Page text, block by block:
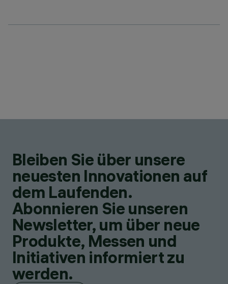
Bleiben Sie über unsere
neuesten Innovationen auf
dem Laufenden.
Abonnieren Sie unseren
Newsletter, um über neue
Produkte, Messen und
Initiativen informiert zu
werden.